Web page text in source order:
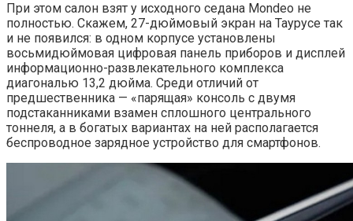
При этом салон взят у исходного седана Mondeo не
полностью. Скажем, 27-дюймовый экран на Таурусе так
и не появился: в одном корпусе установлены
восьмидюймовая цифровая панель приборов и дисплей
информационно-развлекательного комплекса
диагональю 13,2 дюйма. Среди отличий от
предшественника — «парящая» консоль с двумя
подстаканниками взамен сплошного центрального
тоннеля, а в богатых вариантах на ней располагается
беспроводное зарядное устройство для смартфонов.